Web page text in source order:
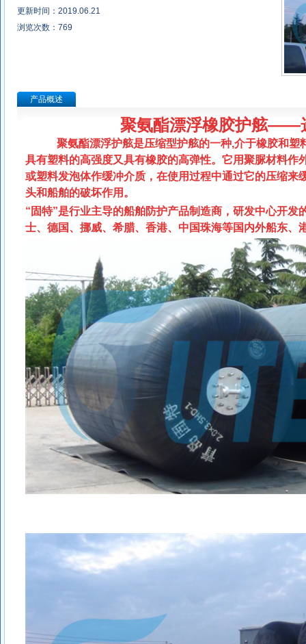
更新时间：2019.06.21
浏览次数： 769
产品概述
聚氨酯漂浮橡胶护舷——
聚氨酯漂浮护舷是压缩型护舷的一种,介于橡胶和塑
具有塑料的高强度又具有橡胶的高弹性。它用聚脲材料作
或塑料发泡体作缓冲介质，在使用过程中通过它的压缩来
头和船舶的破坏作用。
“固特”是行业主导的船舶防护产品制造商，研发中心开发
士、德国、挪威、希腊、香港、中国珠海等国内外船东、